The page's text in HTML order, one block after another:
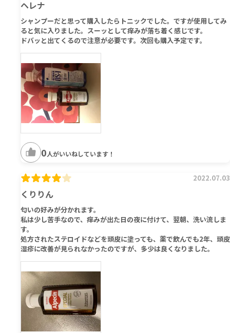
ヘレナ
シャンプーだと思って購入したらトニックでした。ですが使用してみ
ると気に入りました。スーッとして痒みが落ち着く感じです。
ドバッと出てくるので注意が必要です。次回も購入予定です。
0人がいいねしています！
くりりん
2022.07.03
匂いの好みが分かれます。
私は少し苦手なので、痒みが出た日の夜に付けて、翌朝、洗い流しま
す。
処方されたステロイドなどを頭皮に塗っても、薬で飲んでも2年、頭皮
湿疹に改善が見られなかったのですが、多少は良くなりました。